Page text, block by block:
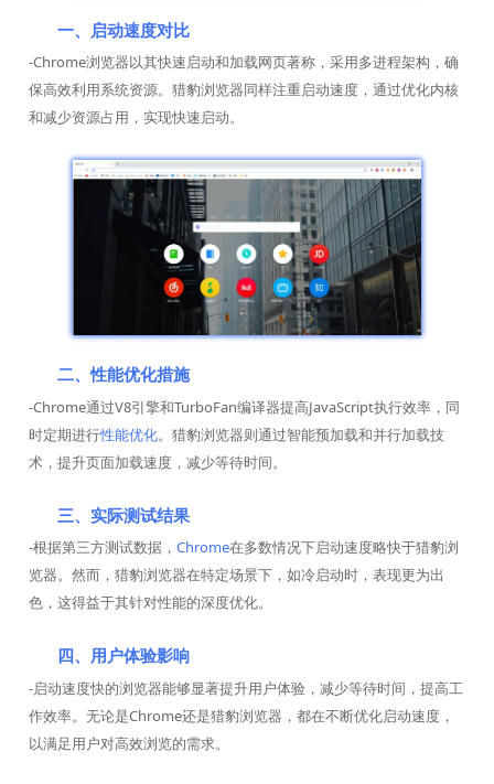
一、启动速度对比
-Chrome浏览器以其快速启动和加载网页著称，采用多进程架构，确
保高效利用系统资源。猎豹浏览器同样注重启动速度，通过优化内核
和减少资源占用，实现快速启动。
二、性能优化措施
-Chrome通过V8引擎和TurboFan编译器提高JavaScript执行效率，同
时定期进行性能优化。猎豹浏览器则通过智能预加载和并行加载技
术，提升页面加载速度，减少等待时间。
三、实际测试结果
-根据第三方测试数据， Chrome在多数情况下启动速度略快于猎豹浏
览器。然而，猎豹浏览器在特定场景下，如冷启动时，表现更为出
色，这得益于其针对性能的深度优化。
四、用户体验影响
-启动速度快的浏览器能够显著提升用户体验，减少等待时间，提高工
作效率。无论是Chrome还是猎豹浏览器，都在不断优化启动速度，
以满足用户对高效浏览的需求。